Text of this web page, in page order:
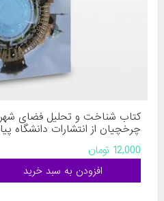
کتاب شناخت و تحلیل فضای
چرخچیان از انتشارات دانشگاه
12,000 تومان